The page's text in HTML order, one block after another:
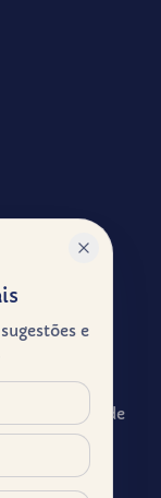
Histórico de
e